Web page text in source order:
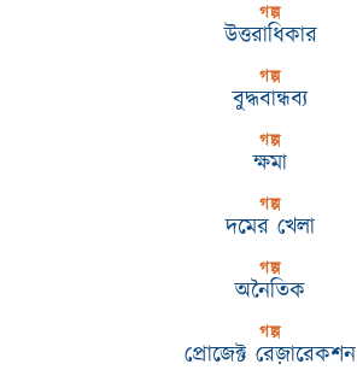
গল্প
উত্তরাধিকার
গল্প
বুদ্ধবান্ধব্য
গল্প
ক্ষমা
গল্প
দমের খেলা
গল্প
অনৈতিক
গল্প
প্রোজেক্ট রেজ়ারেকশন